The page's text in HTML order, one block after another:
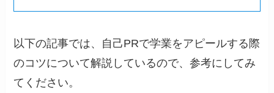
以下の記事では、自己PRで学業をアピールする際
のコツについて解説しているので、参考にしてみ
てください。